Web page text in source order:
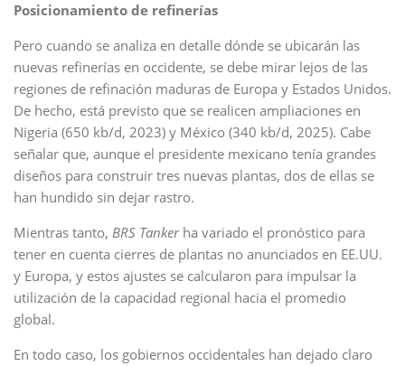
Posicionamiento de refinerías
Pero cuando se analiza en detalle dónde se ubicarán las
nuevas refinerías en occidente, se debe mirar lejos de las
regiones de refinación maduras de Europa y Estados Unidos.
De hecho, está previsto que se realicen ampliaciones en
Nigeria (650 kb/d, 2023) y México (340 kb/d, 2025). Cabe
señalar que, aunque el presidente mexicano tenía grandes
diseños para construir tres nuevas plantas, dos de ellas se
han hundido sin dejar rastro.
Mientras tanto, BRS Tanker ha variado el pronóstico para
tener en cuenta cierres de plantas no anunciados en EE.UU.
y Europa, y estos ajustes se calcularon para impulsar la
utilización de la capacidad regional hacia el promedio
global.
En todo caso, los gobiernos occidentales han dejado claro